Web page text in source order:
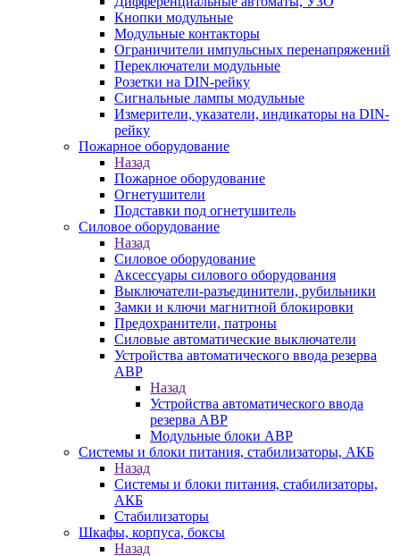
Кнопки модульные
Модульные контакторы
Ограничители импульсных перенапряжений
Переключатели модульные
Розетки на DIN-рейку
Сигнальные лампы модульные
Измерители, указатели, индикаторы на DIN-
рейку
Пожарное оборудование
Назад
Пожарное оборудование
Огнетушители
Подставки под огнетушитель
Силовое оборудование
Назад
Силовое оборудование
Аксессуары силового оборудования
Выключатели-разъединители, рубильники
Замки и ключи магнитной блокировки
Предохранители, патроны
Силовые автоматические выключатели
Устройства автоматического ввода резерва
АВР
Назад
Устройства автоматического ввода
резерва АВР
Модульные блоки АВР
Системы и блоки питания, стабилизаторы, АКБ
Назад
Системы и блоки питания, стабилизаторы,
АКБ
Стабилизаторы
Шкафы, корпуса, боксы
Назад